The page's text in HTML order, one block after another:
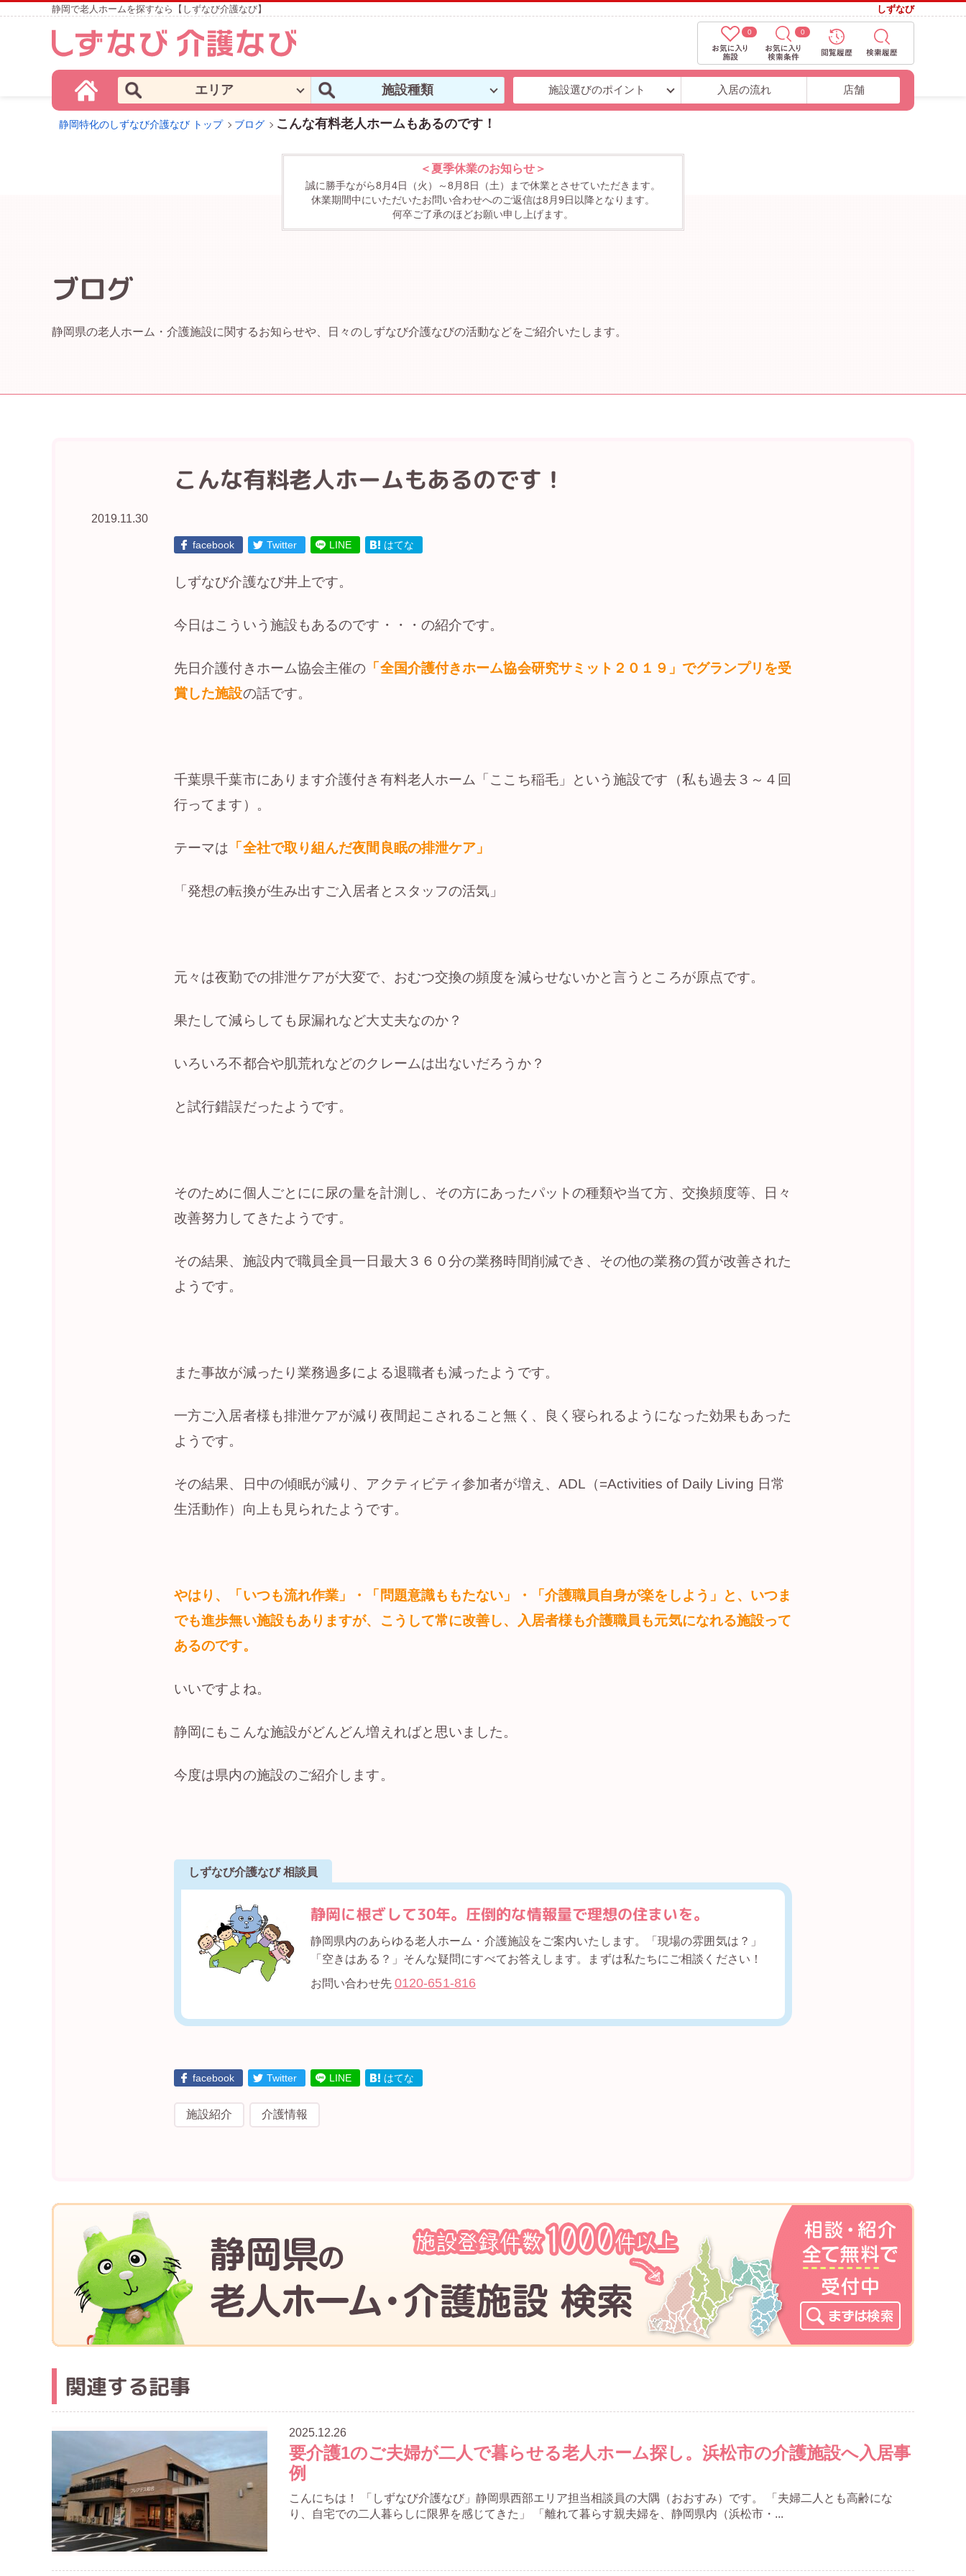
静岡で老人ホームを探すなら【しずなび介護なび】 しずなび
0 0
エリア 施設種類 施設選びのポイント 入居の流れ 店舗
静岡特化のしずなび介護なび トップ ブログ こんな有料老人ホームもあるのです！
＜夏季休業のお知らせ＞
誠に勝手ながら8月4日（火）～8月8日（土）まで休業とさせていただきます。
休業期間中にいただいたお問い合わせへのご返信は8月9日以降となります。
何卒ご了承のほどお願い申し上げます。
ブログ
静岡県の老人ホーム・介護施設に関するお知らせや、日々のしずなび介護なびの活動などをご紹介いたします。
こんな有料老人ホームもあるのです！
2019.11.30
facebook Twitter LINE はてな
しずなび介護なび井上です。
今日はこういう施設もあるのです・・・の紹介です。
先日介護付きホーム協会主催の 「全国介護付きホーム協会研究サミット２０１９」でグランプリを受
賞した施設の話です。
千葉県千葉市にあります介護付き有料老人ホーム「ここち稲毛」という施設です（私も過去３～４回
行ってます）。
テーマは 「全社で取り組んだ夜間良眠の排泄ケア」
「発想の転換が生み出すご入居者とスタッフの活気」
元々は夜勤での排泄ケアが大変で、おむつ交換の頻度を減らせないかと言うところが原点です。
果たして減らしても尿漏れなど大丈夫なのか？
いろいろ不都合や肌荒れなどのクレームは出ないだろうか？
と試行錯誤だったようです。
そのために個人ごとにに尿の量を計測し、その方にあったパットの種類や当て方、交換頻度等、日々
改善努力してきたようです。
その結果、施設内で職員全員一日最大３６０分の業務時間削減でき、その他の業務の質が改善された
ようです。
また事故が減ったり業務過多による退職者も減ったようです。
一方ご入居者様も排泄ケアが減り夜間起こされること無く、良く寝られるようになった効果もあった
ようです。
その結果、日中の傾眠が減り、アクティビティ参加者が増え、ADL（=Activities of Daily Living 日常
生活動作）向上も見られたようです。
やはり、「いつも流れ作業」・「問題意識ももたない」・「介護職員自身が楽をしよう」と、いつま
でも進歩無い施設もありますが、こうして常に改善し、入居者様も介護職員も元気になれる施設って
あるのです。
いいですよね。
静岡にもこんな施設がどんどん増えればと思いました。
今度は県内の施設のご紹介します。
しずなび介護なび 相談員
静岡に根ざして30年。圧倒的な情報量で理想の住まいを。
静岡県内のあらゆる老人ホーム・介護施設をご案内いたします。「現場の雰囲気は？」
「空きはある？」そんな疑問にすべてお答えします。まずは私たちにご相談ください！
お問い合わせ先 0120-651-816
facebook Twitter LINE はてな
施設紹介 介護情報
関連する記事
2025.12.26
要介護1のご夫婦が二人で暮らせる老人ホーム探し。浜松市の介護施設へ入居事
例
こんにちは！ 「しずなび介護なび」静岡県西部エリア担当相談員の大隅（おおすみ）です。 「夫婦二人とも高齢にな
り、自宅での二人暮らしに限界を感じてきた」 「離れて暮らす親夫婦を、静岡県内（浜松市・...